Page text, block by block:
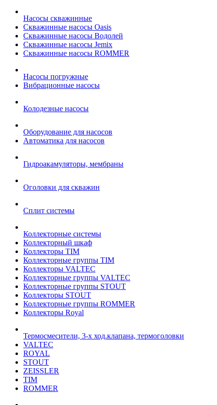
Насосы скважинные
Скважинные насосы Oasis
Скважинные насосы Водолей
Скважинные насосы Jemix
Cкважинные насосы ROMMER
Насосы погружные
Вибрационные насосы
Колодезные насосы
Оборудование для насосов
Автоматика для насосов
Гидроакамуляторы, мембраны
Оголовки для скважин
Сплит системы
Коллекторные системы
Коллекторный шкаф
Коллекторы TIM
Коллекторные группы TIM
Коллекторы VALTEC
Коллекторные группы VALTEC
Коллекторные группы STOUT
Коллекторы STOUT
Коллекторные группы ROMMER
Коллекторы Royal
Термосмесители, 3-х ход.клапана, термоголовки
VALTEC
ROYAL
STOUT
ZEISSLER
TIM
ROMMER